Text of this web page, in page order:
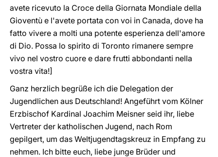
avete ricevuto la Croce della Giornata Mondiale della
Gioventù e l'avete portata con voi in Canada, dove ha
fatto vivere a molti una potente esperienza dell'amore
di Dio. Possa lo spirito di Toronto rimanere sempre
vivo nel vostro cuore e dare frutti abbondanti nella
vostra vita!]
Ganz herzlich begrüße ich die Delegation der
Jugendlichen aus Deutschland! Angeführt vom Kölner
Erzbischof Kardinal Joachim Meisner seid ihr, liebe
Vertreter der katholischen Jugend, nach Rom
gepilgert, um das Weltjugendtagskreuz in Empfang zu
nehmen. Ich bitte euch, liebe junge Brüder und